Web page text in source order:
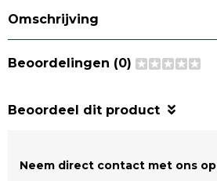
Omschrijving
Beoordelingen (0)
Beoordeel dit product
Neem direct contact met ons op